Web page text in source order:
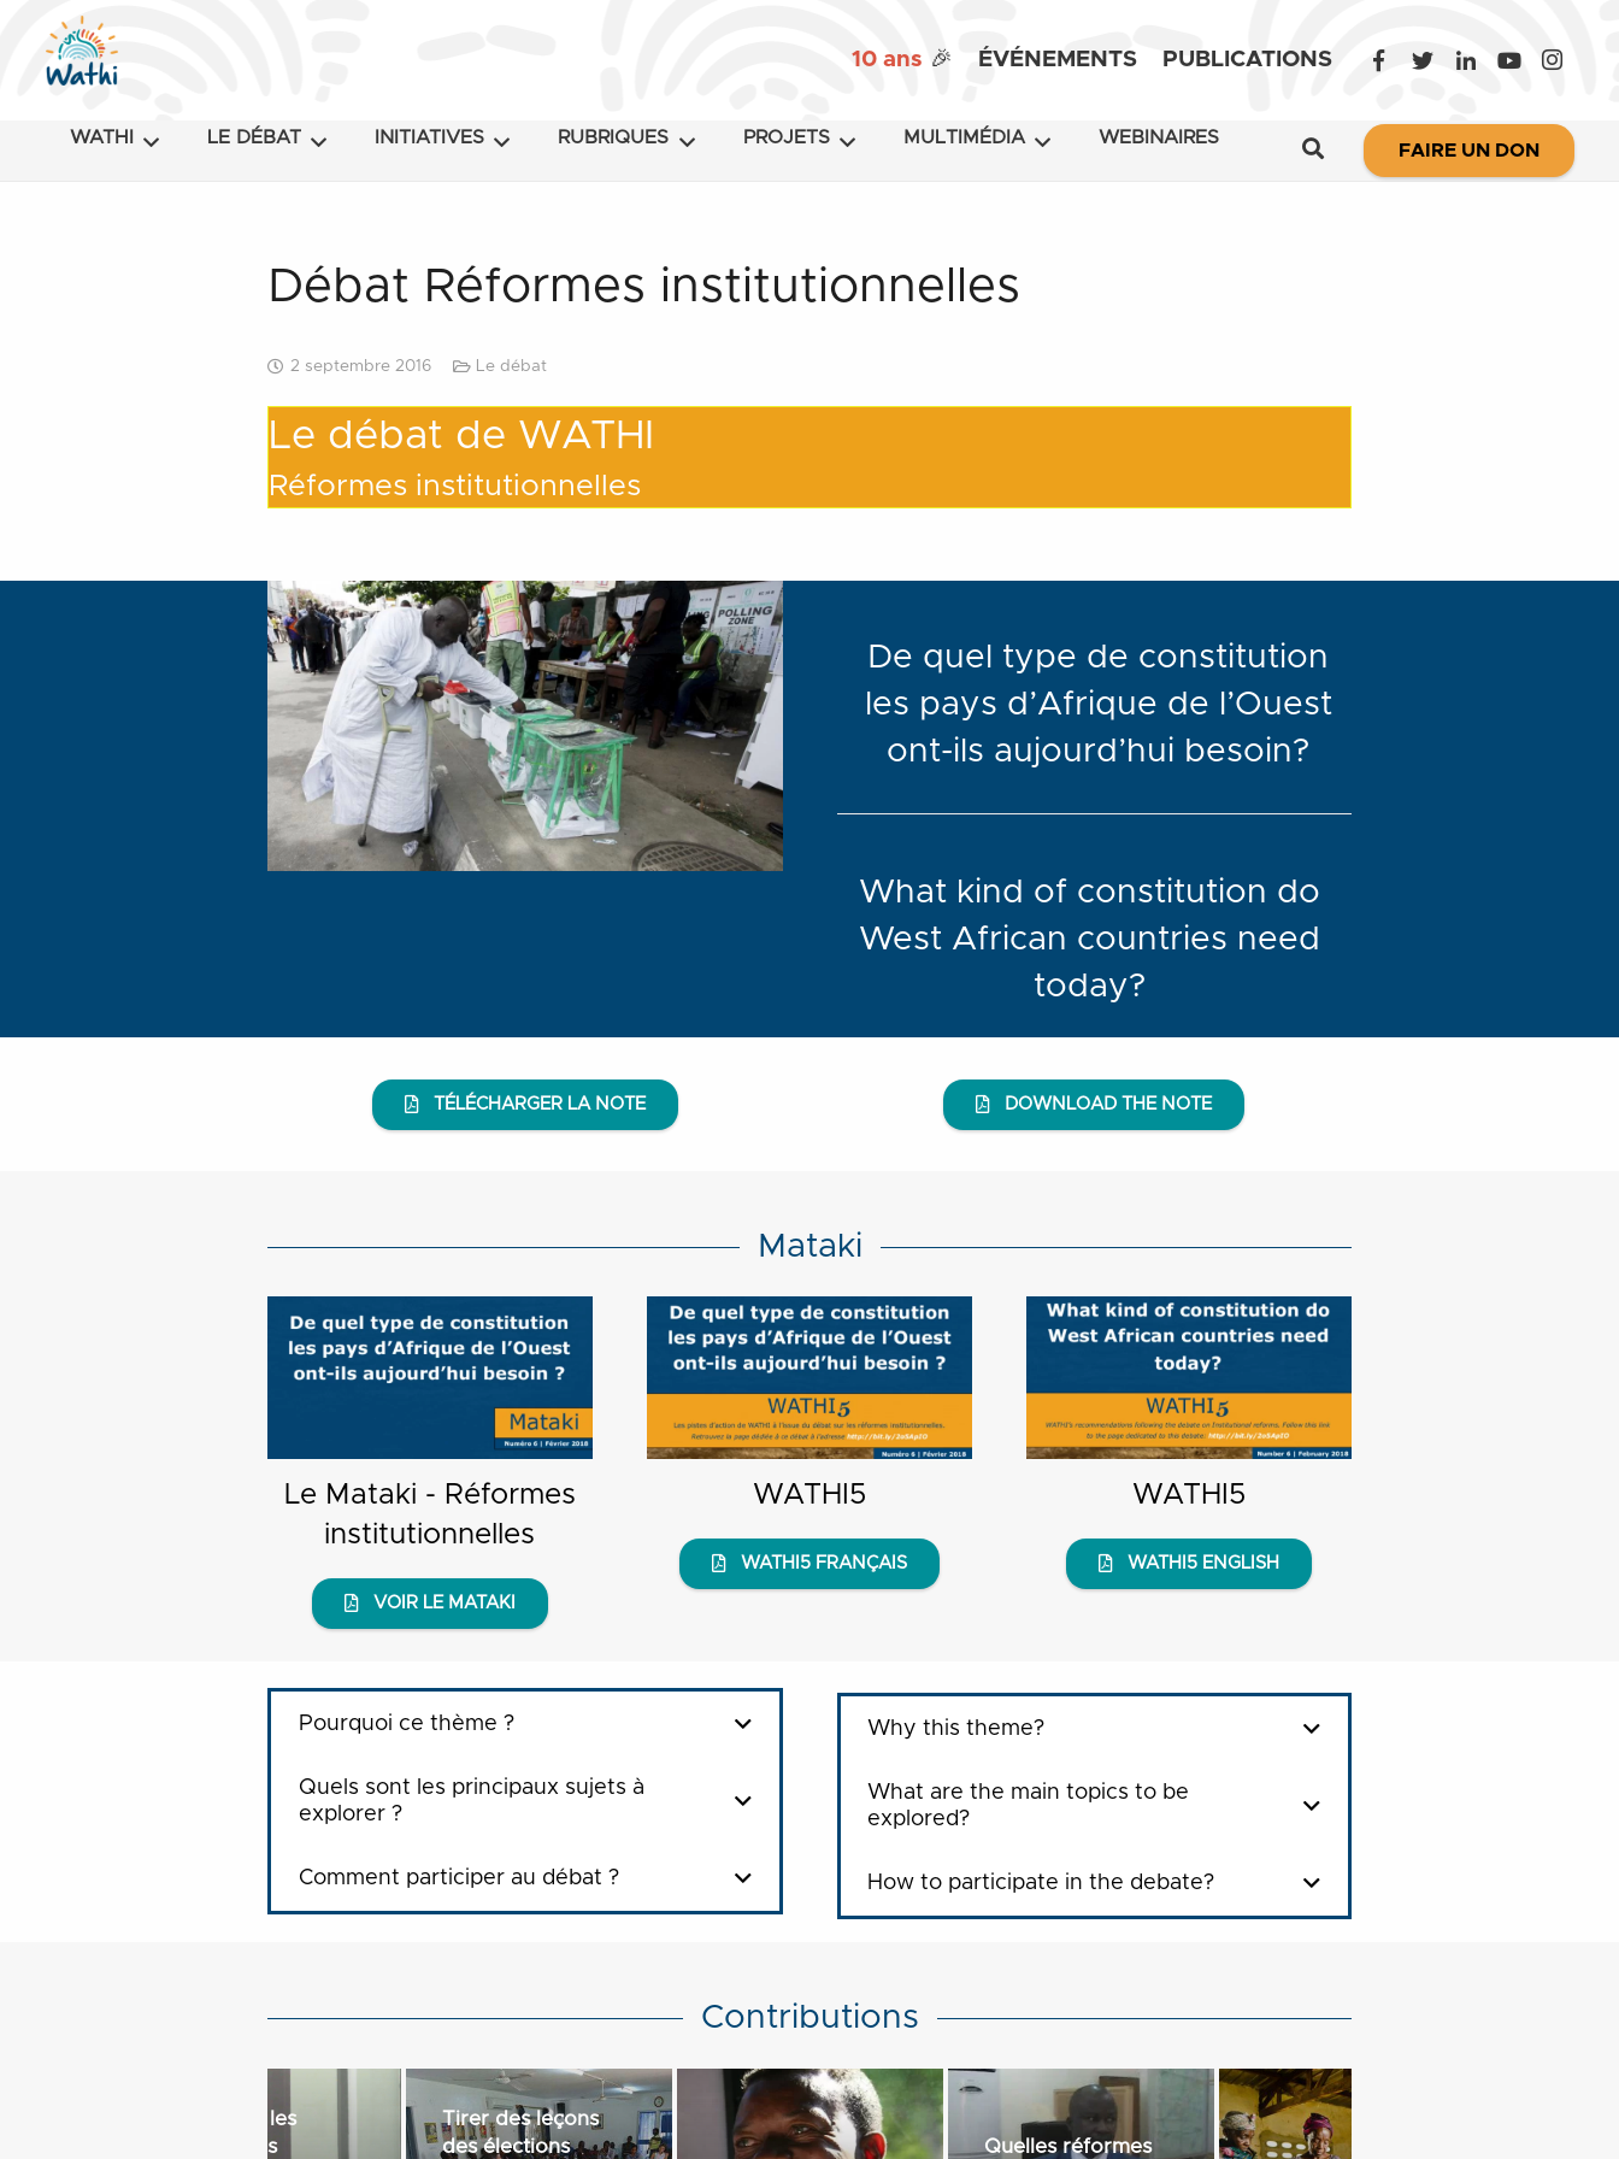
10 ans 🎉 ÉVÉNEMENTS PUBLICATIONS
WATHI LE DÉBAT INITIATIVES RUBRIQUES PROJETS MULTIMÉDIA WEBINAIRES
FAIRE UN DON
Débat Réformes institutionnelles
2 septembre 2016 Le débat
Le débat de WATHI
Réformes institutionnelles
De quel type de constitution
les pays d’Afrique de l’Ouest
ont-ils aujourd’hui besoin?
What kind of constitution do
West African countries need
today?
TÉLÉCHARGER LA NOTE DOWNLOAD THE NOTE
Mataki
Le Mataki - Réformes
institutionnelles
VOIR LE MATAKI
WATHI5
WATHI5 FRANÇAIS
WATHI5
WATHI5 ENGLISH
Pourquoi ce thème ?
Quels sont les principaux sujets à
explorer ?
Comment participer au débat ?
Why this theme?
What are the main topics to be
explored?
How to participate in the debate?
Contributions
«Orienter les
juridictions
Tirer des leçons
des élections
Quelles réformes
Les points de vue des internautes, exprimés dans le langage particulier des réseaux sociaux, sont reproduits fidèlement et ne font l’objet d’aucune modification.